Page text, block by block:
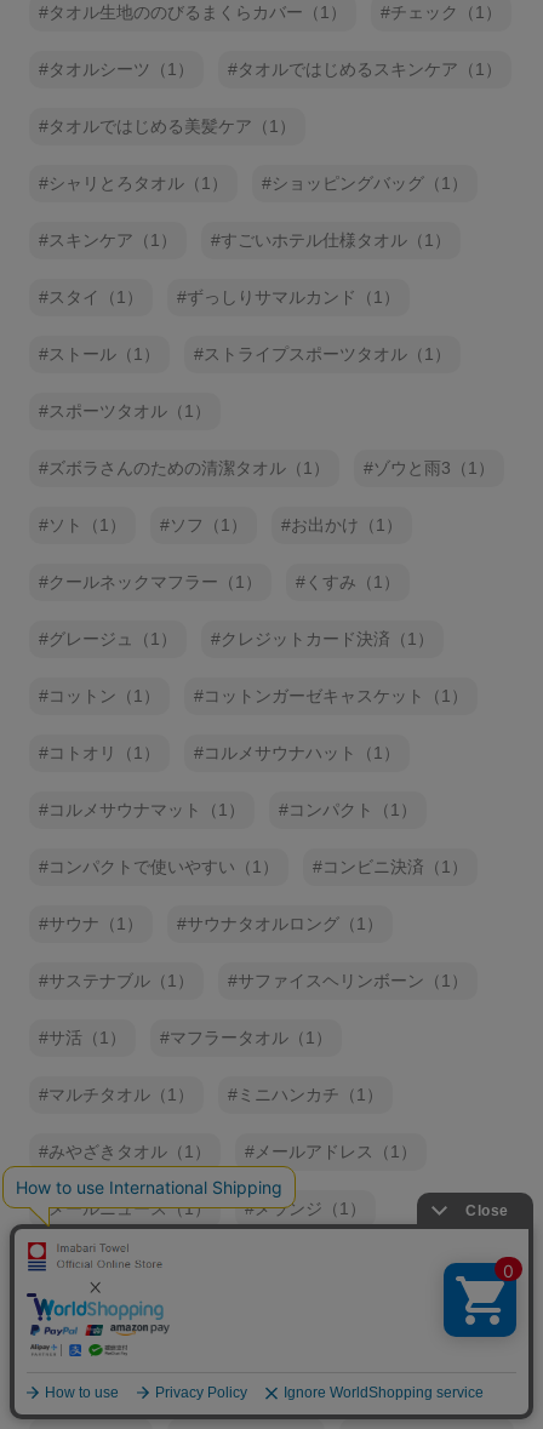
タオル生地ののびるまくらカバー（1） チェック（1）
タオルシーツ（1） タオルではじめるスキンケア（1）
タオルではじめる美髪ケア（1）
シャリとろタオル（1） ショッピングバッグ（1）
スキンケア（1） すごいホテル仕様タオル（1）
スタイ（1） ずっしりサマルカンド（1）
ストール（1） ストライプスポーツタオル（1）
スポーツタオル（1）
ズボラさんのための清潔タオル（1） ゾウと雨3（1）
ソト（1） ソフ（1） お出かけ（1）
クールネックマフラー（1） くすみ（1）
グレージュ（1） クレジットカード決済（1）
コットン（1） コットンガーゼキャスケット（1）
コトオリ（1） コルメサウナハット（1）
コルメサウナマット（1） コンパクト（1）
コンパクトで使いやすい（1） コンビニ決済（1）
サウナ（1） サウナタオルロング（1）
サステナブル（1） サファイスヘリンボーン（1）
サ活（1） マフラータオル（1）
マルチタオル（1） ミニハンカチ（1）
みやざきタオル（1） メールアドレス（1）
メールニュース（1） メランジ（1）
モウカワイターノ（1）
モッフル（1） やわらかあったかマフラー（1）